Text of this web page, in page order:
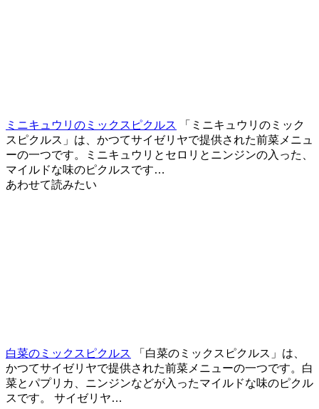
ミニキュウリのミックスピクルス
「ミニキュウリのミック
スピクルス」は、かつてサイゼリヤで提供された前菜メニュ
ーの一つです。ミニキュウリとセロリとニンジンの入った、
マイルドな味のピクルスです…
あわせて読みたい
白菜のミックスピクルス
「白菜のミックスピクルス」は、
かつてサイゼリヤで提供された前菜メニューの一つです。白
菜とパプリカ、ニンジンなどが入ったマイルドな味のピクル
スです。 サイゼリヤ…